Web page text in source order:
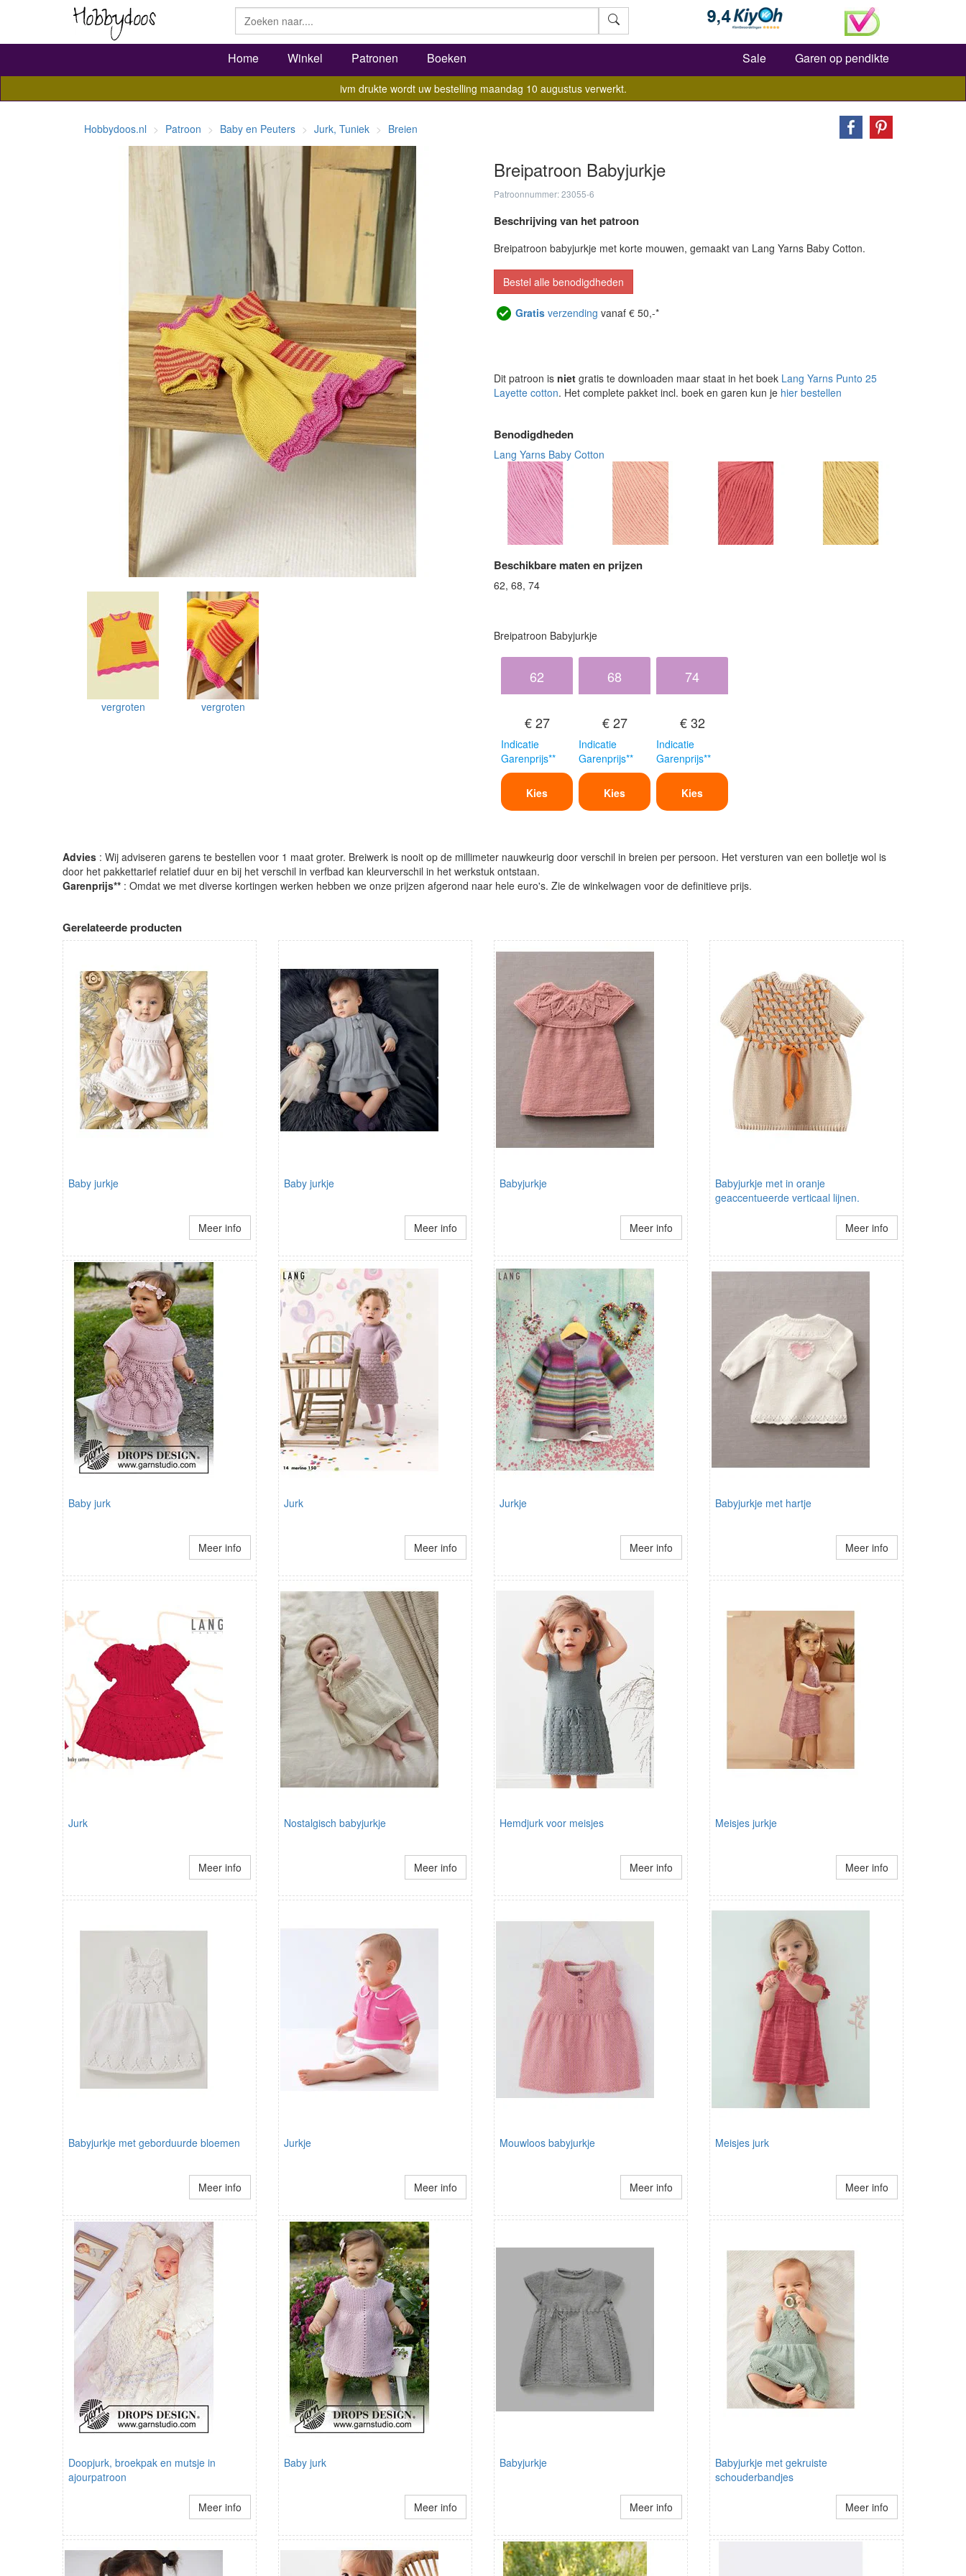
Zoeken
Home Winkel Patronen Boeken Sale Garen op pendikte
ivm drukte wordt uw bestelling maandag 10 augustus verwerkt.
Hobbydoos.nl Patroon Baby en Peuters Jurk, Tuniek Breien
vergroten vergroten
Breipatroon Babyjurkje
Patroonnummer: 23055-6
Beschrijving van het patroon
Breipatroon babyjurkje met korte mouwen, gemaakt van Lang Yarns Baby Cotton.
Bestel alle benodigdheden
Gratis verzending vanaf € 50,-*
Dit patroon is niet gratis te downloaden maar staat in het boek Lang Yarns Punto 25
Layette cotton. Het complete pakket incl. boek en garen kun je hier bestellen
Benodigdheden
Lang Yarns Baby Cotton
Beschikbare maten en prijzen
62, 68, 74
Breipatroon Babyjurkje
62
€ 27
Indicatie
Garenprijs**
Kies
68
€ 27
Indicatie
Garenprijs**
Kies
74
€ 32
Indicatie
Garenprijs**
Kies
Advies : Wij adviseren garens te bestellen voor 1 maat groter. Breiwerk is nooit op de millimeter nauwkeurig door verschil in breien per persoon. Het versturen van een bolletje wol is
door het pakkettarief relatief duur en bij het verschil in verfbad kan kleurverschil in het werkstuk ontstaan.
Garenprijs** : Omdat we met diverse kortingen werken hebben we onze prijzen afgerond naar hele euro's. Zie de winkelwagen voor de definitieve prijs.
Gerelateerde producten
Baby jurkje
Meer info
Baby jurkje
Meer info
Babyjurkje
Meer info
Babyjurkje met in oranje
geaccentueerde verticaal lijnen.
Meer info
Baby jurk
Meer info
Jurk
Meer info
Jurkje
Meer info
Babyjurkje met hartje
Meer info
Jurk
Meer info
Nostalgisch babyjurkje
Meer info
Hemdjurk voor meisjes
Meer info
Meisjes jurkje
Meer info
Babyjurkje met geborduurde bloemen
Meer info
Jurkje
Meer info
Mouwloos babyjurkje
Meer info
Meisjes jurk
Meer info
Doopjurk, broekpak en mutsje in
ajourpatroon
Meer info
Baby jurk
Meer info
Babyjurkje
Meer info
Babyjurkje met gekruiste
schouderbandjes
Meer info